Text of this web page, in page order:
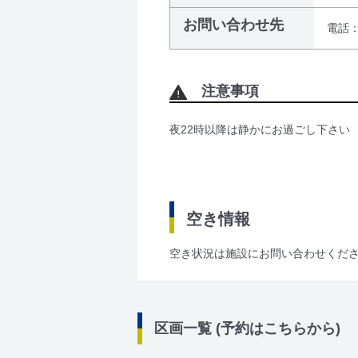
お問い合わせ先 電話
注意事項
夜22時以降は静かにお過ごし下さい
空き情報
空き状況は施設にお問い合わせくだ
区画一覧 (予約はこちらから)